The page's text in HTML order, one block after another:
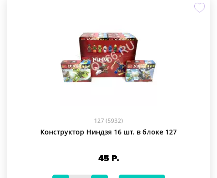
127 (5932)
Конструктор Ниндзя 16 шт. в блоке 127
45Р.